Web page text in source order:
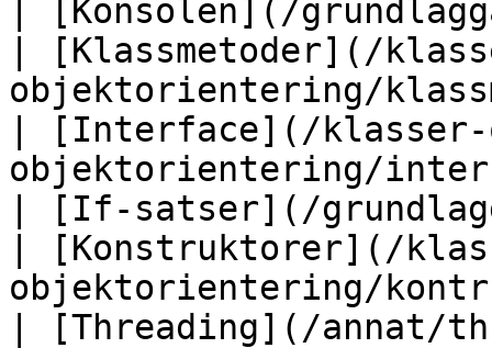
| [Konsolen](/
| [Klassmetoder](/
objektorientering/
| [Interface](/klasser-
objektorientering/
| [If-satser](/
| [Konstruktorer](/
objektorientering/
| [Threading](/annat/